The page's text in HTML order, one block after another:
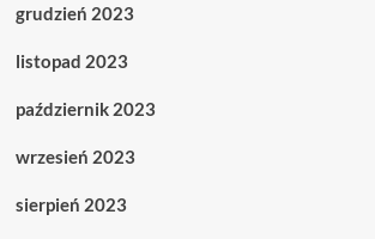
grudzień 2023
listopad 2023
październik 2023
wrzesień 2023
sierpień 2023